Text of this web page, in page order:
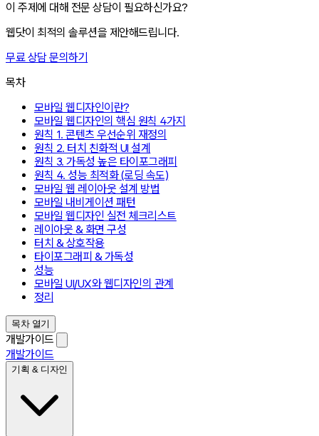
이 주제에 대해 전문 상담이 필요하신가요?
웹닷이 최적의 솔루션을 제안해드립니다.
무료 상담 문의하기
목차
모바일 웹디자인이란?
모바일 웹디자인의 핵심 원칙 4가지
원칙 1. 콘텐츠 우선순위 재정의
원칙 2. 터치 친화적 UI 설계
원칙 3. 가독성 높은 타이포그래피
원칙 4. 성능 최적화 (로딩 속도)
모바일 웹 레이아웃 설계 방법
모바일 내비게이션 패턴
모바일 웹디자인 실전 체크리스트
레이아웃 & 화면 구성
터치 & 상호작용
타이포그래피 & 가독성
성능
모바일 UI/UX와 웹디자인의 관계
정리
목차 열기
개발가이드
개발가이드
기획 & 디자인